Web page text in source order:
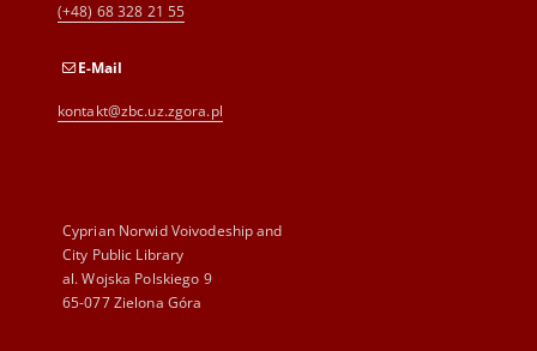
(+48) 68 328 21 55
E-Mail
kontakt@zbc.uz.zgora.pl
Cyprian Norwid Voivodeship and
City Public Library
al. Wojska Polskiego 9
65-077 Zielona Góra